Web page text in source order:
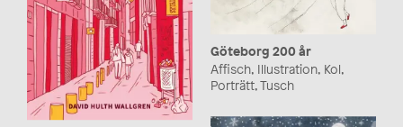
Göteborg 200 år
Affisch, Illustration, Kol,
Porträtt, Tusch